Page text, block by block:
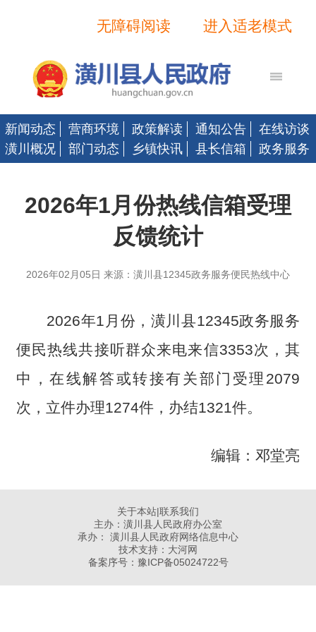
进入适老模式
无障碍阅读
新闻动态 营商环境 政策解读 通知公告
在线访谈
潢川概况
部门动态 乡镇快讯 县长信箱 政务服务
2026年1月份热线信箱受理
反馈统计
2026年02月05日 来源：潢川县12345政务服务便民热线中心
2026年1月份，潢川县12345政务服务
便民热线共接听群众来电来信3353次，其
中，在线解答或转接有关部门受理2079
次，立件办理1274件，办结1321件。
编辑：邓堂亮
关于本站 联系我们
主办：潢川县人民政府办公室
承办： 潢川县人民政府网络信息中心
技术支持：大河网
备案序号： 豫ICP备05024722号